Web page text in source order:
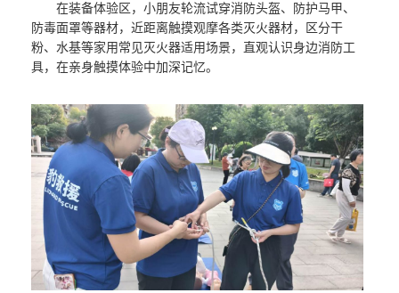
在装备体验区，小朋友轮流试穿消防头盔、防护马甲、
防毒面罩等器材，近距离触摸观摩各类灭火器材，区分干
粉、水基等家用常见灭火器适用场景，直观认识身边消防工
具，在亲身触摸体验中加深记忆。